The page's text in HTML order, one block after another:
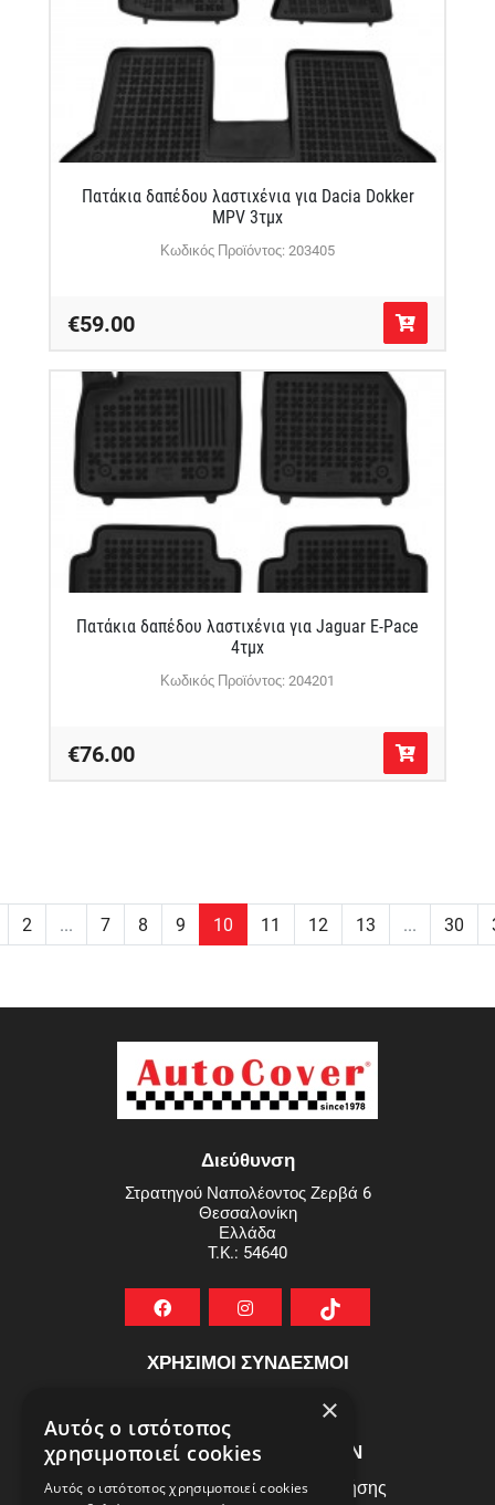
Πατάκια δαπέδου λαστιχένια για Dacia Dokker
MPV 3τμχ
Κωδικός Προϊόντος: 203405
€59.00
Πατάκια δαπέδου λαστιχένια για Jaguar E-Pace
4τμχ
Κωδικός Προϊόντος: 204201
€76.00
2 ... 7 8 9 10 11 12 13 ... 30
Διεύθυνση
Στρατηγού Ναπολέοντος Ζερβά 6
Θεσσαλονίκη
Ελλάδα
T.K.: 54640
ΧΡΗΣΙΜΟΙ ΣΥΝΔΕΣΜΟΙ
ΕΞΥΠΗΡΕΤΗΣΗ ΠΕΛΑΤΩΝ
Πολιτική Δεδομένων - Όροι Χρήσης
×
Αυτός ο ιστότοπος
χρησιμοποιεί cookies
Αυτός ο ιστότοπος χρησιμοποιεί cookies